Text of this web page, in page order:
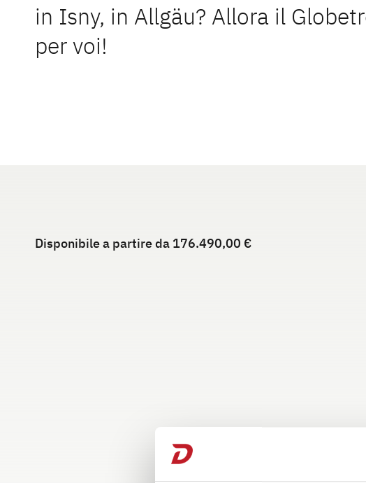
in Isny, in Allgäu? Allora il
per voi!
Disponibile a partire da 176.490,00 €